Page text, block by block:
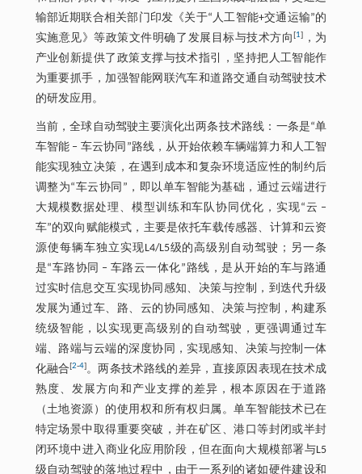
输部近期联合相关部门印发《关于“人工智能+交通运输”的
实施意见》等政策文件明确了发展目标与技术方向[1]
，为
产业创新提供了政策支撑与技术指引，坚持把人工智能作
为重要抓手，加强智能网联汽车和道路交通自动驾驶技术
的研发应用。
当前，全球自动驾驶主要演化出两条技术路线：一条是“单
车智能 ‒ 车云协同”路线，从开始依赖车辆端算力和人工智
能实现独立决策，在遇到成本和复杂环境适应性的制约后
调整为“车云协同”，即以单车智能为基础，通过云端进行
大规模数据处理、模型训练和车队协同优化，实现“云 ‒
车”的双向赋能模式，主要是依托车载传感器、计算和云资
源使每辆车独立实现L4/L5级的高级别自动驾驶；另一条
是“车路协同 ‒ 车路云一体化”路线，是从开始的车与路通
过实时信息交互实现协同感知、决策与控制，到迭代升级
发展为通过车、路、云的协同感知、决策与控制，构建系
统级智能，以实现更高级别的自动驾驶，更强调通过车
端、路端与云端的深度协同，实现感知、决策与控制一体
化融合[2-4]。两条技术路线的差异，直接原因表现在技术成
熟度、发展方向和产业支撑的差异，根本原因在于道路
（土地资源）的使用权和所有权归属。单车智能技术已在
特定场景中取得重要突破，并在矿区、港口等封闭或半封
闭环境中进入商业化应用阶段，但在面向大规模部署与L5
级自动驾驶的落地过程中，由于一系列的诸如硬件建设和